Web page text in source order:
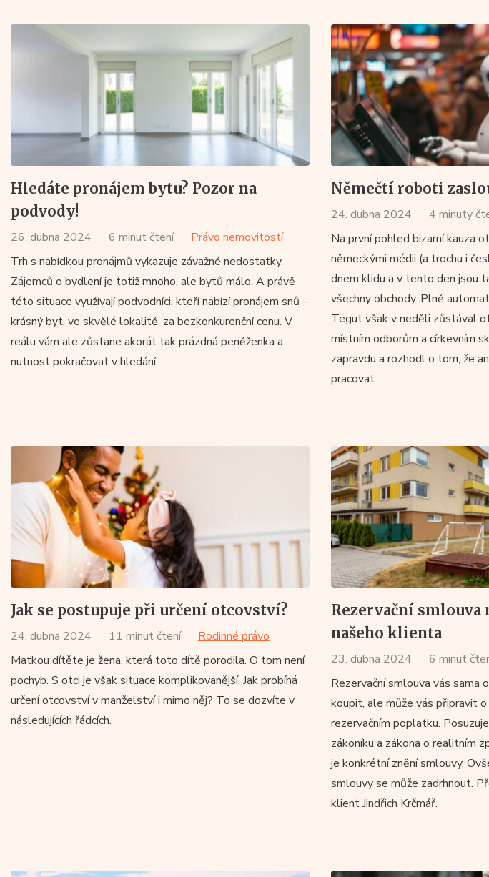
Hledáte pronájem bytu? Pozor na
podvody!
26. dubna 2024 6 minut čtení
Právo nemovitostí
Trh s nabídkou pronájmů vykazuje závažné nedostatky.
Zájemců o bydlení je totiž mnoho, ale bytů málo. A právě
této situace využívají podvodníci, kteří nabízí pronájem snů –
krásný byt, ve skvělé lokalitě, za bezkonkurenční cenu. V
reálu vám ale zůstane akorát tak prázdná peněženka a
nutnost pokračovat v hledání.
Němečtí roboti
24. dubna 2024 4 minuty
Na první pohled bizarní kauza
německými médii (a trochu i
dnem klidu a v tento den jsou
všechny obchody. Plně
Tegut však v neděli zůstával
místním odborům a církevním
zapravdu a rozhodl o tom, že
pracovat.
Jak se postupuje při určení otcovství?
24. dubna 2024 11 minut čtení
Rodinné právo
Matkou dítěte je žena, která toto dítě porodila. O tom není
pochyb. S otci je však situace komplikovanější. Jak probíhá
určení otcovství v manželství i mimo něj? To se dozvíte v
následujících řádcích.
Rezervační
našeho klienta
23. dubna 2024 6 minut
Rezervační smlouva vás
koupit, ale může vás připravit
rezervačním poplatku.
zákoníku a zákona o realitním
je konkrétní znění smlouvy.
smlouvy se může zadrhnout.
klient Jindřich Krčmář.